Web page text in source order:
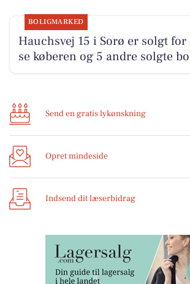
BOLIGMARKED
Hauchsvej 15 i Sorø er solgt for
se køberen og 5 andre solgte
Send en gratis lykønskning
Opret mindeside
Indsend dit læserbidrag